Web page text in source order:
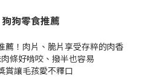
狗狗零食推薦
薦！肉片、脆片享受存粹的肉香
條好啃咬、撥半也容易
賞讓毛孩愛不釋口